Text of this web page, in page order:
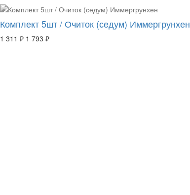
Комплект 5шт / Очиток (седум) Иммергрунхен
1 311 ₽ 1 793 ₽